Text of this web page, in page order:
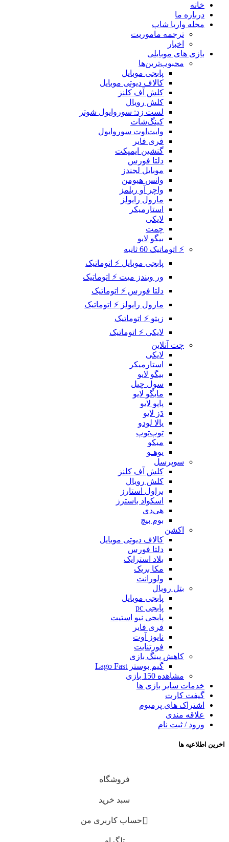
خانه
درباره ما
مجله واریا شاپ
ترجمه ماموریت
اخبار
بازی های موبایلی
محبوب‌ترین‌ها
پابجی موبایل
کالاف دیوتی موبایل
کلش آف کلنز
کلش رویال
لست زد: سوروایول شوتر
کینگ‌شات
وایت‌اوت سوروایول
فری فایر
گنشین ایمپکت
دلتا فورس
موبایل لجندز
وانس هیومن
واچر آو ریلمز
مارول رایولز
استارمیکر
لایکی
چمت
بیگو لایو
⚡ اتوماتیک 60 ثانیه
پابجی موبایل ⚡ اتوماتیک
ور ویندز میت ⚡ اتوماتیک
دلتا فورس ⚡ اتوماتیک
مارول رایولز ⚡ اتوماتیک
زپتو ⚡ اتوماتیک
لایکی ⚡ اتوماتیک
چت آنلاین
لایکی
استارمیکر
بیگو لایو
سول چیل
مایگو لایو
پاپو لایو
دَز لایو
یالا لودو
توپ‌توپ
میکو
یوهـو
سوپرسل
کلش آف کلنز
کلش رویال
براول استارز
اسکواد باسترز
هی‌دی
بوم بیچ
اکشن
کالاف دیوتی موبایل
دلتا فورس
بلاد استرایک
مکا بریک
ولورانت
بتل رویال
پابجی موبایل
پابجی pc
پابجی نیو استیت
فری فایر
نایوز آوت
فورتنایت
کاهش پینگ بازی
گیم بوستر Lago Fast
مشاهده 150 بازی
خدمات سایر بازی ها
گیفت کارت
اشتراک های پرمیوم
علاقه مندی
ورود / ثبت نام
اخرین اطلاعیه ها
فروشگاه
سبد خرید
حساب کاربری من